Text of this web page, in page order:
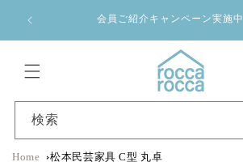
ンツに
会員ご紹介キャンペーン実施中
検索
Home 松本民芸家具 C型 丸卓